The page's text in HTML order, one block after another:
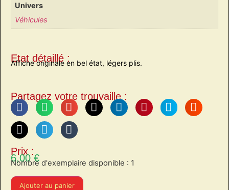
Univers
Véhicules
Etat détaillé :
Affiche originale en bel état, légers plis.
Partagez votre trouvaille :
Prix :
6,00€
Nombre d'exemplaire disponible : 1
Ajouter au panier